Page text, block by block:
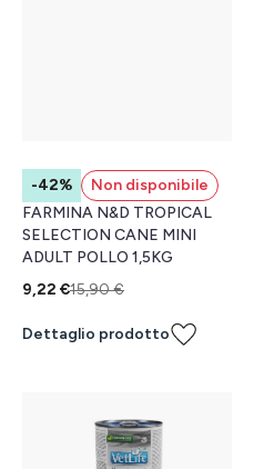
-42%
Non disponibile
FARMINA N&D TROPICAL
SELECTION CANE MINI
ADULT POLLO 1,5KG
9,22 €15,90 €
Dettaglio prodotto